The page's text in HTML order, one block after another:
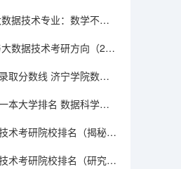
数学不好的同学慎选，高校分布统计
技术考研方向（2026参考）
宁学院数据科学与大数据技术分数线
数据科学与大数据技术专业大学排名
（揭秘！全国会计学考研院校排行榜！）
院校排名（研究生专业排名）